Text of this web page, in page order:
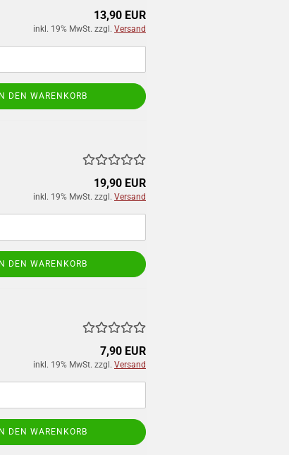
13,90 EUR
inkl. 19% MwSt. zzgl. Versand
IN DEN WARENKORB
19,90 EUR
inkl. 19% MwSt. zzgl. Versand
IN DEN WARENKORB
7,90 EUR
inkl. 19% MwSt. zzgl. Versand
IN DEN WARENKORB